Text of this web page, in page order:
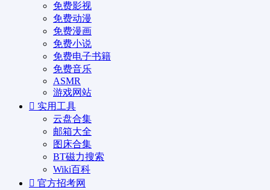
免费影视
免费动漫
免费漫画
免费小说
免费电子书籍
免费音乐
ASMR
游戏网站
实用工具
云盘合集
邮箱大全
图床合集
BT磁力搜索
Wiki百科
官方招考网